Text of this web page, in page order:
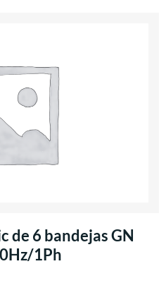
de 6 bandejas GN
1Ph